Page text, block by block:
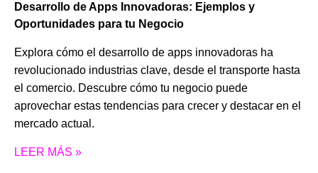
Desarrollo de Apps Innovadoras: Ejemplos y
Oportunidades para tu Negocio
Explora cómo el desarrollo de apps innovadoras ha
revolucionado industrias clave, desde el transporte hasta
el comercio. Descubre cómo tu negocio puede
aprovechar estas tendencias para crecer y destacar en el
mercado actual.
LEER MÁS »